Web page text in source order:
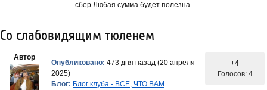
сбер.Любая сумма будет полезна.
Со слабовидящим тюленем
Автор
Опубликовано: 473 дня назад (20 апреля
2025)
Блог: Блог клуба - ВСЕ, ЧТО ВАМ
+4
Голосов: 4